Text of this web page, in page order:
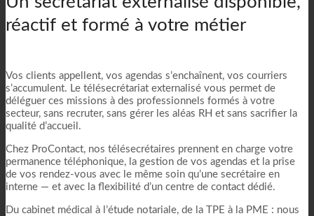
réactif et formé à votre métier
Vos clients appellent, vos agendas s’enchaînent, vos courriers
s’accumulent. Le télésecrétariat externalisé vous permet de
déléguer ces missions à des professionnels formés à votre
secteur, sans recruter, sans gérer les aléas RH et sans sacrifier la
qualité d’accueil.
Chez ProContact, nos télésecrétaires prennent en charge votre
permanence téléphonique, la gestion de vos agendas et la prise
de vos rendez-vous avec le même soin qu’une secrétaire en
interne — et avec la flexibilité d’un centre de contact dédié.
Du cabinet médical à l’étude notariale, de la TPE à la PME : nous